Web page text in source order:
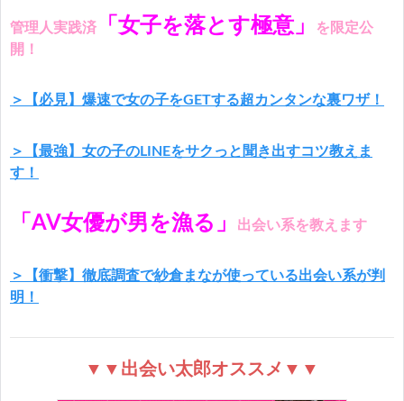
管理人実践済 「女子を落とす極意」
を限定公
開！
＞【必見】爆速で女の子をGETする超カンタンな裏ワザ！
＞【最強】女の子のLINEをサクっと聞き出すコツ教えま
す！
「AV女優が男を漁る」 出会い系を教えます
＞【衝撃】徹底調査で紗倉まなが使っている出会い系が判
明！
▼▼出会い太郎オススメ▼▼